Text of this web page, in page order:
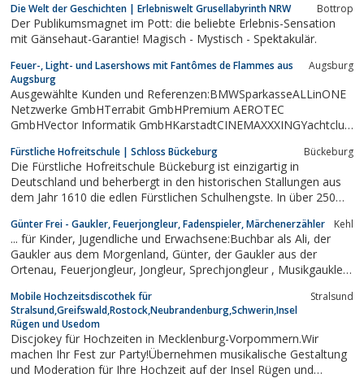
Die Welt der Geschichten | Erlebniswelt Grusellabyrinth NRW Bottrop
Der Publikumsmagnet im Pott: die beliebte Erlebnis-Sensation
mit Gänsehaut-Garantie! Magisch - Mystisch - Spektakulär.
Feuer-, Light- und Lasershows mit Fantômes de Flammes aus
Augsburg
Augsburg
Ausgewählte Kunden und Referenzen:BMWSparkasseALLinONE
Netzwerke GmbHTerrabit GmbHPremium AEROTEC
GmbHVector Informatik GmbHKarstadtCINEMAXXXINGYachtclub
Festivals und Stadtfeste
Fürstliche Hofreitschule | Schloss Bückeburg Bückeburg
Die Fürstliche Hofreitschule Bückeburg ist einzigartig in
Deutschland und beherbergt in den historischen Stallungen aus
dem Jahr 1610 die edlen Fürstlichen Schulhengste. In über 250
Hofreitschule die Hohe Schule barocker Reitkunst im imposanten
originalgetreuen Renaissance...
Günter Frei - Gaukler, Feuerjongleur, Fadenspieler, Märchenerzähler Kehl
... für Kinder, Jugendliche und Erwachsene:Buchbar als Ali, der
Gaukler aus dem Morgenland, Günter, der Gaukler aus der
Ortenau, Feuerjongleur, Jongleur, Sprechjongleur , Musikgaukler,
Mobile Hochzeitsdiscothek für
Stralsund,Greifswald,Rostock,Neubrandenburg,Schwerin,Insel
Rügen und Usedom
Stralsund
Discjokey für Hochzeiten in Mecklenburg-Vorpommern.Wir
machen Ihr Fest zur Party!Übernehmen musikalische Gestaltung
und Moderation für Ihre Hochzeit auf der Insel Rügen und